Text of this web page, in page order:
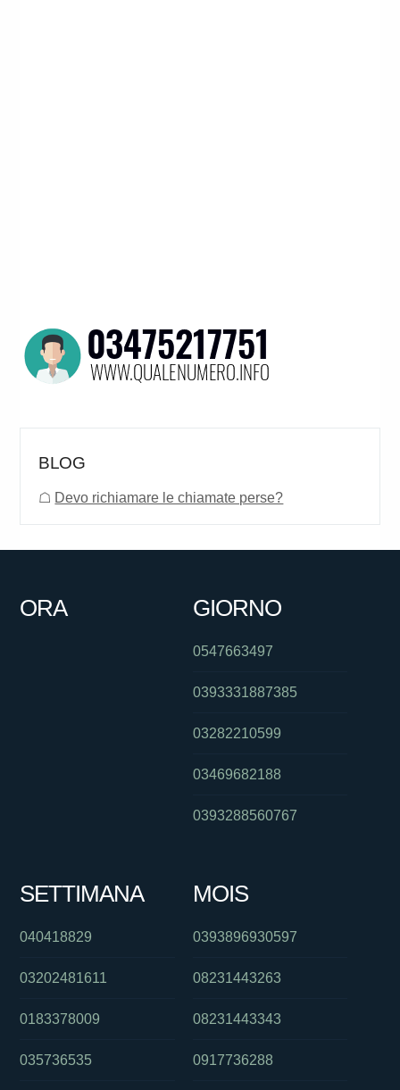
BLOG
☖ Devo richiamare le chiamate perse?
ORA GIORNO
0547663497
0393331887385
03282210599
03469682188
0393288560767
SETTIMANA
040418829
03202481611
0183378009
035736535
MOIS
0393896930597
08231443263
08231443343
0917736288